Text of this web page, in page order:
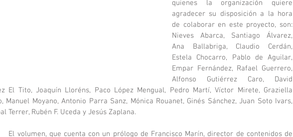
quienes la organización quiere
agradecer su disposición a la hora
de colaborar en este proyecto, son:
Nieves Abarca, Santiago Álvarez,
Ana Ballabriga, Claudio Cerdán,
Estela Chocarro, Pablo de Aguilar,
Empar Fernández, Rafael Guerrero,
Alfonso Gutiérrez Caro, David
El Tito, Joaquín Lloréns, Paco López Mengual, Pedro Martí, Víctor Mirete, Graziella
Manuel Moyano, Antonio Parra Sanz, Mónica Rouanet, Ginés Sánchez, Juan Soto Ivars,
Terrer, Rubén F. Uceda y Jesús Zaplana.